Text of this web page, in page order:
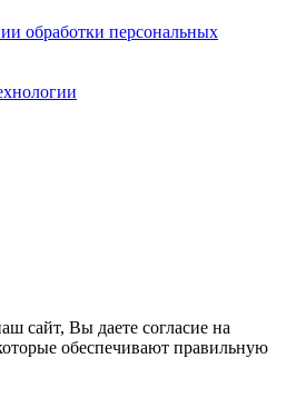
обработки персональных
сайт, Вы даете согласие на
обеспечивают правильную